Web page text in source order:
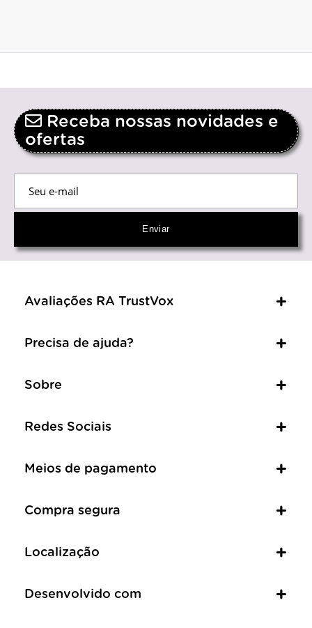
Receba nossas novidades e
ofertas
Avaliações RA TrustVox
Precisa de ajuda?
Sobre
Redes Sociais
Meios de pagamento
Compra segura
Localização
Desenvolvido com